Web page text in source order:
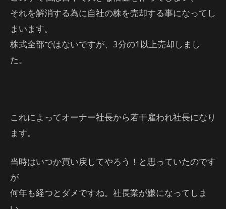
それを解消する為に自社の株を売却する事になってし
まいます。
株式全部ではないですが、3分の1以上売却しまし
た。
これによってオーナー社長から若干雇われ社長になり
ます。
当時はいつか買い戻してやろう！と思っていたのです
が
何年も経つとダメですね。社長業が嫌になってしま